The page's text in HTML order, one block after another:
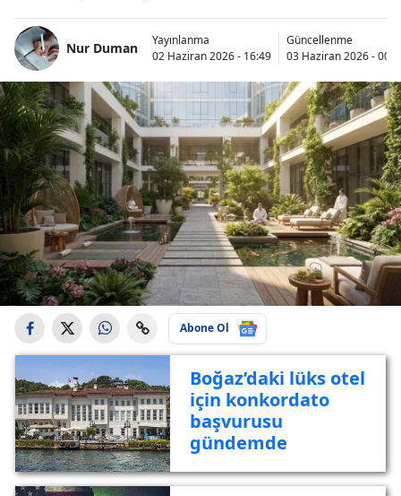
Nur Duman
Yayınlanma
02 Haziran 2026 - 16:49
Güncellenme
03 Haziran 2026 -
Abone Ol
Boğaz’daki lüks otel
için konkordato
başvurusu
gündemde